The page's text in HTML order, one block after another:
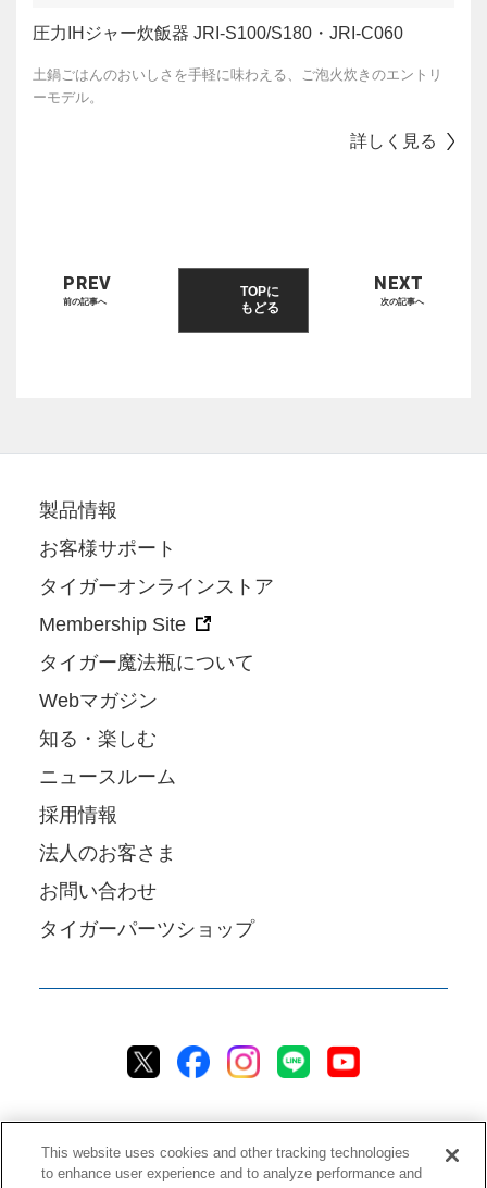
圧力IHジャー炊飯器 JRI-S100/S180・JRI-C060
土鍋ごはんのおいしさを手軽に味わえる、ご泡火炊きのエントリ
ーモデル。
詳しく見る
前の記事へ
PREV
TOPに
もどる
次の記事へ
NEXT
製品情報
お客様サポート
タイガーオンラインストア
Membership Site
タイガー魔法瓶について
Webマガジン
知る・楽しむ
ニュースルーム
採用情報
法人のお客さま
お問い合わせ
タイガーパーツショップ
This website uses cookies and other tracking technologies
to enhance user experience and to analyze performance and